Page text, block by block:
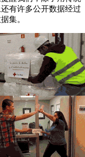
有许多公开数据经过
集。